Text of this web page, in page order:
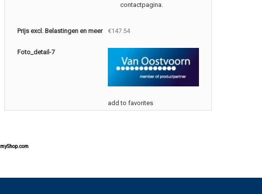
contactpagina.
Prijs excl. Belastingen en meer €147.54
Foto_detail-7
add to favorites
myShop.com